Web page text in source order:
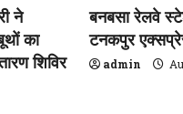
ने
का
शिविर
बनबसा रेलवे
टनकपुर
admin